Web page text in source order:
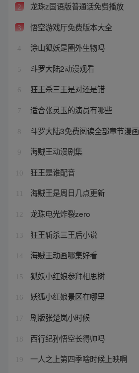
2 龙珠z国语版普通话免费播放
3 悟空游戏厅免费版本大全
4 涂山狐妖是圈外生物吗
5 斗罗大陆2动漫观看
6 狂王杀三王是对还是错
7 适合张灵玉的演员有哪些
8 斗罗大陆3免费阅读全部章节漫画
9 海贼王动漫剧集
10 狂王是谁配音
海贼王是周日几点更新
12 龙珠电光炸裂zero
13 狂王斩杀三王后小说
14 海贼王动画哪集好看
15 狐妖小红娘参拜相思树
16 妖狐小红娘景区在哪里
17 剧版张楚岚小时候
18 西行纪孙悟空长得帅吗
19 一人之上第四季啥时候上映啊